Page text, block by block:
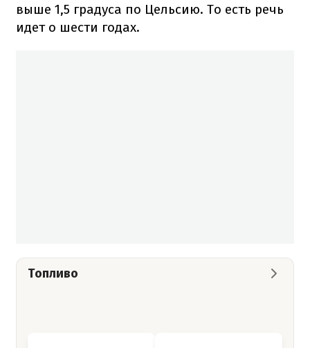
выше 1,5 градуса по Цельсию. То есть речь
идет о шести годах.
Топливо